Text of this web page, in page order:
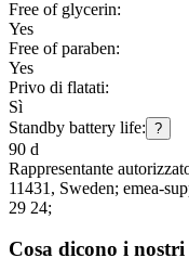
Free of glycerin:
Yes
Free of paraben:
Yes
Privo di flatati:
Sì
Standby battery life: ?
90 d
Rappresentante
11431 , Sweden; emea-
29 24;
Cosa dicono i